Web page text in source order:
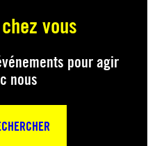
vous
pour agir
nous